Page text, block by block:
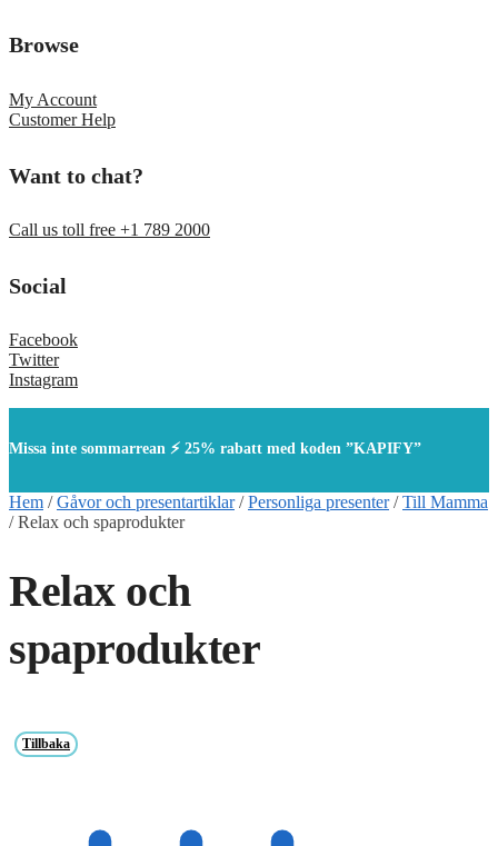
Browse
My Account
Customer Help
Want to chat?
Call us toll free +1 789 2000
Social
Facebook
Twitter
Instagram
Missa inte sommarrean ⚡ 25% rabatt med koden ”KAPIFY”
Hem /Gåvor och presentartiklar/Personliga presenter/Till Mamma
/Relax och spaprodukter
Relax och
spaprodukter
Tillbaka